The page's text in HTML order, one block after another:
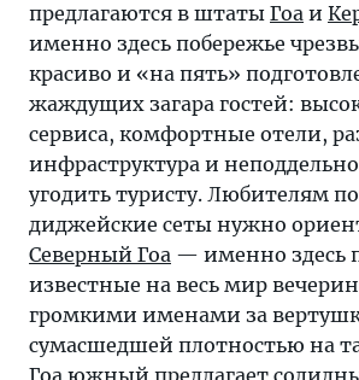
предлагаются в штаты Гоа и
именно здесь побережье
красиво и «на пять»
жаждущих загара гостей:
сервиса, комфортные отели,
инфраструктура и
угодить туристу. Любителям
диджейские сеты нужно
Северный Гоа — именно здесь
известные на весь мир
громкими именами за
сумасшедшей плотностью на